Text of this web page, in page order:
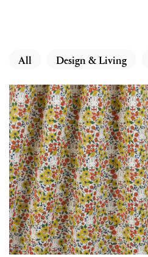
All Design & Living